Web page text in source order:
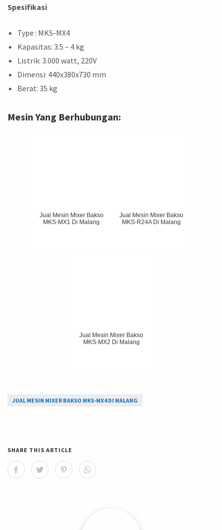
Spesifikasi
Type : MKS-MX4
Kapasitas: 3.5 – 4 kg
Listrik: 3.000 watt, 220V
Dimensi: 440x380x730 mm
Berat: 35 kg
Mesin Yang Berhubungan:
Jual Mesin Mixer Bakso
MKS-MX1 Di Malang
Jual Mesin Mixer Bakso
MKS-R24A Di Malang
Jual Mesin Mixer Bakso
MKS-MX2 Di Malang
JUAL MESIN MIXER BAKSO MKS-MX4 DI MALANG
SHARE THIS ARTICLE